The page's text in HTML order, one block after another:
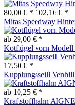
80,00 € * 102,16 € *
Mitas Speedway
ab 29,00 € *
Kotflügel vorn Modell
17,50 € *
Kupplungsseill Venhill
ab 10,25 € *
Kraftstoffhahn